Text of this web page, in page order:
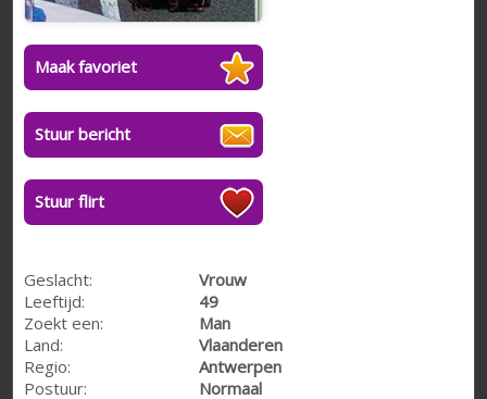
Maak favoriet
Stuur bericht
Stuur flirt
Geslacht:
Vrouw
Leeftijd:
49
Zoekt een:
Man
Land:
Vlaanderen
Regio:
Antwerpen
Postuur:
Normaal